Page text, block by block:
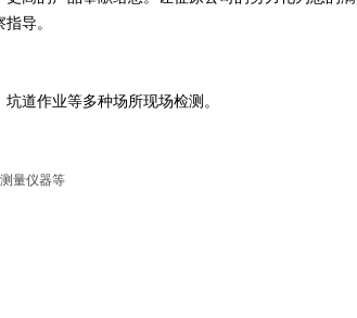
导。
道作业等多种场所现场检测。
量仪器等